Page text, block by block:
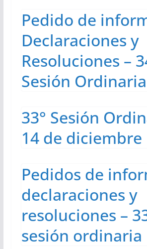
Pedido de
Declaraciones y
Resoluciones –
Sesión Ordinaria
33° Sesión
14 de diciembre
Pedidos de
declaraciones y
resoluciones –
sesión ordinaria